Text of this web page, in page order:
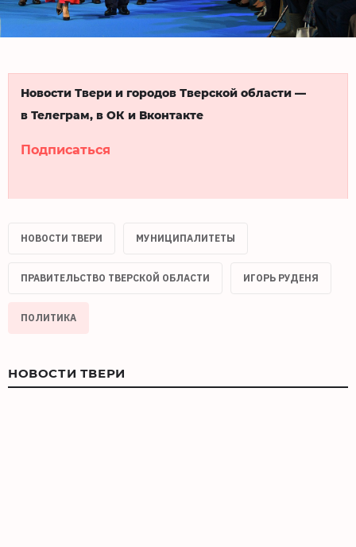
Новости Твери и городов Тверской области —
в Телеграм, в ОК и Вконтакте
Подписаться
НОВОСТИ ТВЕРИ МУНИЦИПАЛИТЕТЫ
ПРАВИТЕЛЬСТВО ТВЕРСКОЙ ОБЛАСТИ ИГОРЬ РУДЕНЯ
ПОЛИТИКА
НОВОСТИ ТВЕРИ